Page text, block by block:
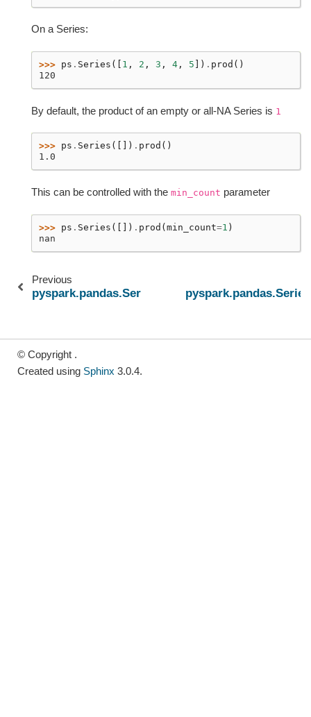
On a Series:
>>> ps . Series ([ 1 , 2 , 3 , 4 , 5 ]) . prod ()
120
By default, the product of an empty or all-NA Series is 1
>>> ps . Series ([]) . prod ()
1.0
This can be controlled with the min_count parameter
>>> ps . Series ([]) . prod (min_count=1 )
nan
Previous
pyspark.pandas.Series.pct_change
© Copyright .
Created using Sphinx 3.0.4.